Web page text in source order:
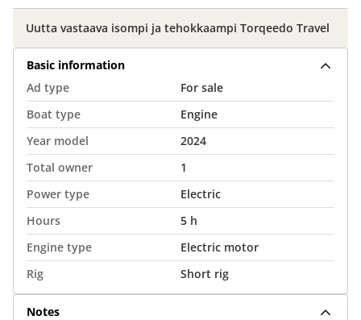
Uutta vastaava isompi ja tehokkaampi Torqeedo Travel
Basic information
Ad type
For sale
Boat type
Engine
Year model
2024
Total owner
1
Power type
Electric
Hours
5 h
Engine type
Electric motor
Rig
Short rig
Notes